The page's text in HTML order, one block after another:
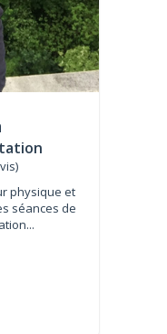
physique et
séances de